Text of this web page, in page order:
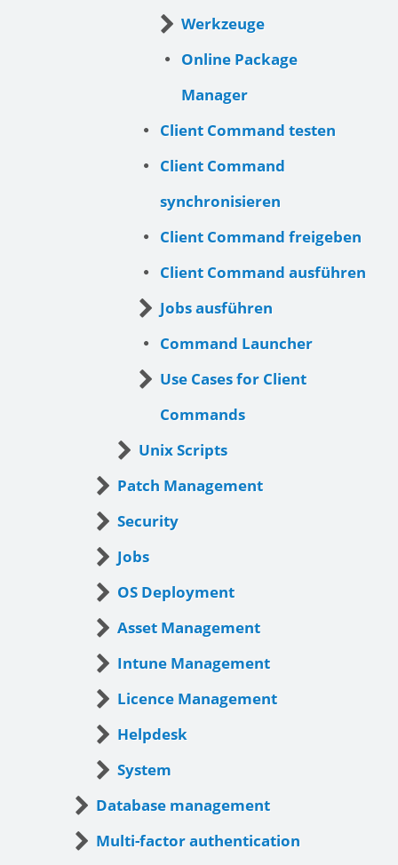
Werkzeuge
Online Package
Manager
Client Command testen
Client Command
synchronisieren
Client Command freigeben
Client Command ausführen
Jobs ausführen
Command Launcher
Use Cases for Client
Commands
Unix Scripts
Patch Management
Security
Jobs
OS Deployment
Asset Management
Intune Management
Licence Management
Helpdesk
System
Database management
Multi-factor authentication